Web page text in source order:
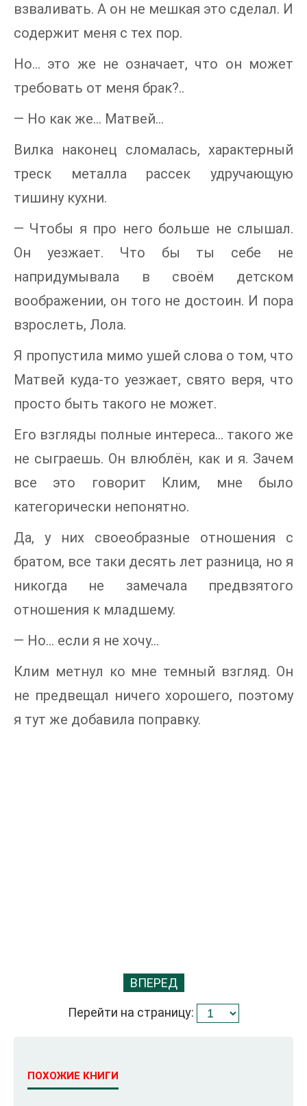
взваливать. А он не мешкая это сделал. И
содержит меня с тех пор.
Но… это же не означает, что он может
требовать от меня брак?..
— Но как же… Матвей…
Вилка наконец сломалась, характерный
треск металла рассек удручающую
тишину кухни.
— Чтобы я про него больше не слышал.
Он уезжает. Что бы ты себе не
напридумывала в своём детском
воображении, он того не достоин. И пора
взрослеть, Лола.
Я пропустила мимо ушей слова о том, что
Матвей куда-то уезжает, свято веря, что
просто быть такого не может.
Его взгляды полные интереса… такого же
не сыграешь. Он влюблён, как и я. Зачем
все это говорит Клим, мне было
категорически непонятно.
Да, у них своеобразные отношения с
братом, все таки десять лет разница, но я
никогда не замечала предвзятого
отношения к младшему.
— Но… если я не хочу…
Клим метнул ко мне темный взгляд. Он
не предвещал ничего хорошего, поэтому
я тут же добавила поправку.
ВПЕРЕД
Перейти на страницу:
ПОХОЖИЕ КНИГИ